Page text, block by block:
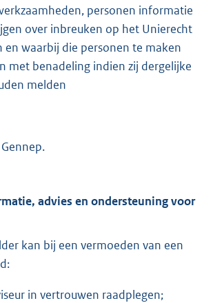
personen informatie
over inbreuken op het Unierecht
en waarbij die personen te maken
met benadeling indien zij dergelijke
melden
advies en ondersteuning voor
kan bij een vermoeden van een
in vertrouwen raadplegen;